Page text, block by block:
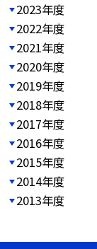
2023年度
2022年度
2021年度
2020年度
2019年度
2018年度
2017年度
2016年度
2015年度
2014年度
2013年度